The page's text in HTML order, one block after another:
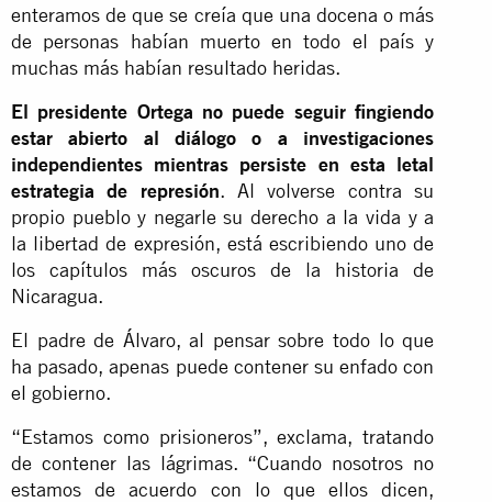
enteramos de que se creía que una docena o más
de personas habían muerto en todo el país y
muchas más habían resultado heridas.
El presidente Ortega no puede seguir fingiendo
estar abierto al diálogo o a investigaciones
independientes mientras persiste en esta letal
estrategia de represión. Al volverse contra su
propio pueblo y negarle su derecho a la vida y a
la libertad de expresión, está escribiendo uno de
los capítulos más oscuros de la historia de
Nicaragua.
El padre de Álvaro, al pensar sobre todo lo que
ha pasado, apenas puede contener su enfado con
el gobierno.
“Estamos como prisioneros”, exclama, tratando
de contener las lágrimas. “Cuando nosotros no
estamos de acuerdo con lo que ellos dicen,